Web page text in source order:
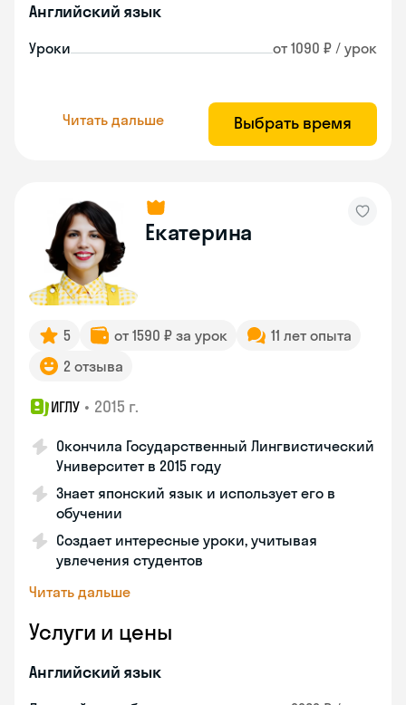
Английский язык
Уроки от 1090 ₽ / урок
Читать дальше Выбрать время
Екатерина
5 от 1590 ₽ за урок
11 лет опыта
2 отзыва
ИГЛУ • 2015 г.
Окончила Государственный Лингвистический
Университет в 2015 году
Знает японский язык и использует его в
обучении
Создает интересные уроки, учитывая
увлечения студентов
Читать дальше
Услуги и цены
Английский язык